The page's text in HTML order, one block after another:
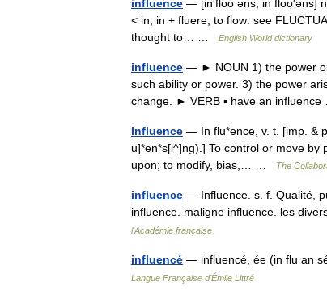
influence — [in′flo͞o əns, in flo͞o′əns]
< in, in + fluere, to flow: see
thought to… …
English World dictionary
influence — ► NOUN 1) the power
such ability or power. 3) the power
change. ► VERB ▪ have an
Influence — In flu*ence, v. t. [imp. &
u]*en*s[i^]ng).] To control or move
upon; to modify, bias,… …
The
influence — Influence. s. f. Qualité,
influence. maligne influence. les
l'Académie française
influencé — influencé, ée (in flu an
Langue Française d'Émile Littré